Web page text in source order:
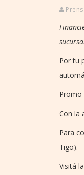
Por tu
Promo
Con la
Para
Tigo).
Visitá